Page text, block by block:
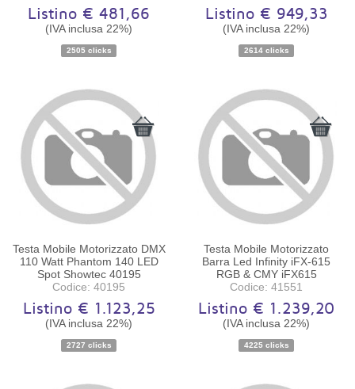
Disponibilità:Ordinabile
Listino € 481,66
(IVA inclusa 22%)
2505 clicks
Disponibilità:Ordinabile
Listino € 949,33
(IVA inclusa 22%)
2614 clicks
Disponibilità:Ordinabile
Testa Mobile Motorizzato DMX
110 Watt Phantom 140 LED
Spot Showtec 40195
Codice: 40195
Listino € 1.123,25
(IVA inclusa 22%)
2727 clicks
Disponibilità:Ordinabile
Testa Mobile Motorizzato
Barra Led Infinity iFX-615
RGB & CMY iFX615
Codice: 41551
Listino € 1.239,20
(IVA inclusa 22%)
4225 clicks